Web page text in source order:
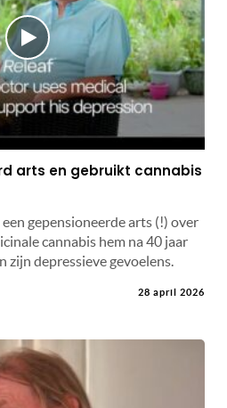
arts en gebruikt cannabis
gepensioneerde arts (!) over
cannabis hem na 40 jaar
zijn depressieve gevoelens.
28 april 2026